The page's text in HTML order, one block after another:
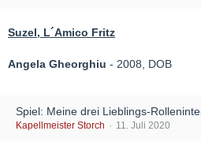
Suzel, L´Amico Fritz
Angela Gheorghiu - 2008, DOB
Spiel: Meine drei Lieblings-
Kapellmeister Storch 11. Juli 2020